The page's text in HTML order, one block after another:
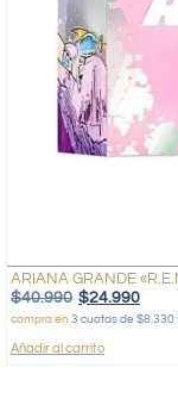
ARIANA GRANDE
$40.990 $24.990
compra en 3 cuotas de $8.330
Añadir al carrito